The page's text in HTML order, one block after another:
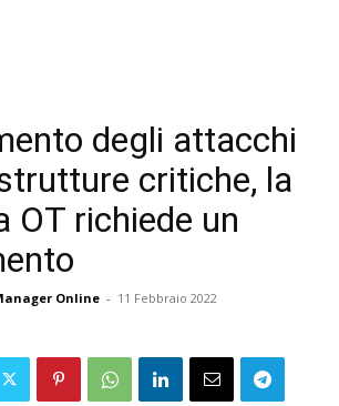
degli attacchi
critiche, la
OT richiede un
Online - 11 Febbraio 2022